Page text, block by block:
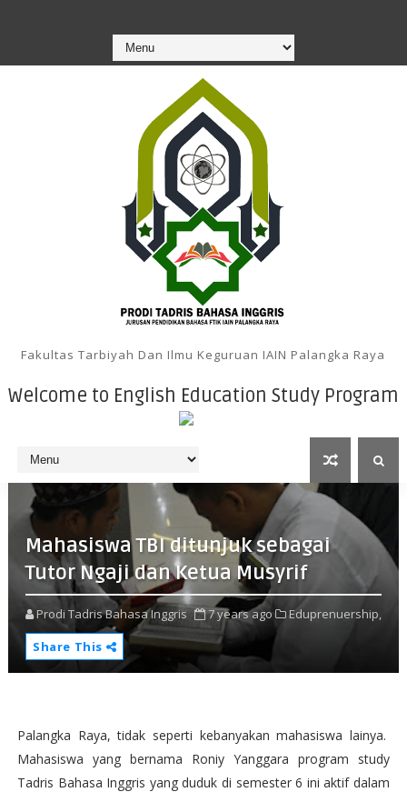
Fakultas Tarbiyah Dan Ilmu Keguruan IAIN Palangka Raya
Welcome to English Education Study Program
Mahasiswa TBI ditunjuk sebagai
Tutor Ngaji dan Ketua Musyrif
Prodi Tadris Bahasa Inggris 7 years ago
Eduprenuership,
Share This
Palangka Raya, tidak seperti kebanyakan mahasiswa lainya.
Mahasiswa yang bernama Roniy Yanggara program study
Tadris Bahasa Inggris yang duduk di semester 6 ini aktif dalam